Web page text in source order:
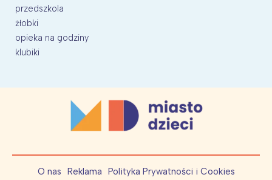
przedszkola
żłobki
opieka na godziny
klubiki
O nas Reklama Polityka Prywatności i Cookies